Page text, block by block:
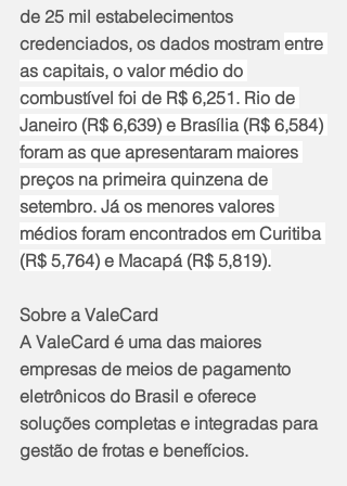
de 25 mil estabelecimentos
credenciados, os dados mostram entre
as capitais, o valor médio do
combustível foi de R$ 6,251. Rio de
Janeiro (R$ 6,639) e Brasília (R$ 6,584)
foram as que apresentaram maiores
preços na primeira quinzena de
setembro. Já os menores valores
médios foram encontrados em Curitiba
(R$ 5,764) e Macapá (R$ 5,819).
Sobre a ValeCard
A ValeCard é uma das maiores
empresas de meios de pagamento
eletrônicos do Brasil e oferece
soluções completas e integradas para
gestão de frotas e benefícios.